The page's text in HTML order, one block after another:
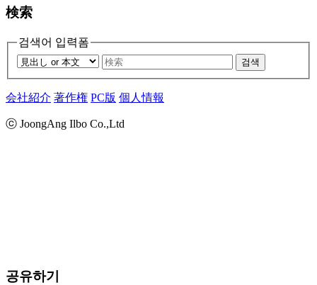
検索
검색어 입력폼
검색
会社紹介 著作権 PC版 個人情報
ⓒ JoongAng Ilbo Co.,Ltd
공유하기